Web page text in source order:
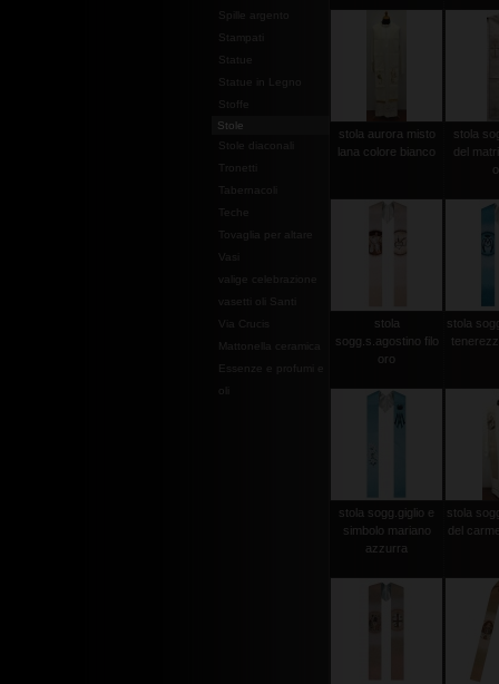
Spille argento
Stampati
Statue
Statue in Legno
Stoffe
Stole
Stole diaconali
Tabernacoli
valige celebrazione
Mattonella ceramica
Essenze e profumi e
stola aurora misto
lana colore bianco
stola
del
stola
sogg.s.agostino filo
oro
stola
stola sogg.giglio e
simbolo mariano
azzurra
stola
del